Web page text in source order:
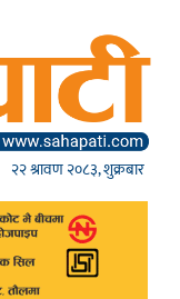
२२ श्रावण २०८३, शुक्रबार